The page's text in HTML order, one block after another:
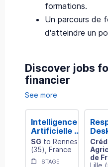
formations.
Un parcours de
d'atteindre un
Discover jobs
financier
See more
Intelligence
Artificielle –
Ingénierie
Patrimoniale
SG to Rennes
(35) , France
STAGE
des
de
Lille (